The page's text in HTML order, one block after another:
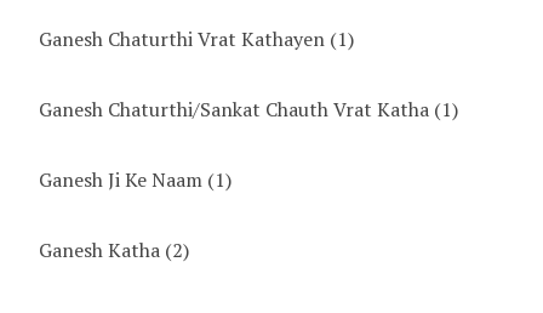
Ganesh Chaturthi Vrat Kathayen (1)
Ganesh Chaturthi/Sankat Chauth Vrat Katha (1)
Ganesh Ji Ke Naam (1)
Ganesh Katha (2)